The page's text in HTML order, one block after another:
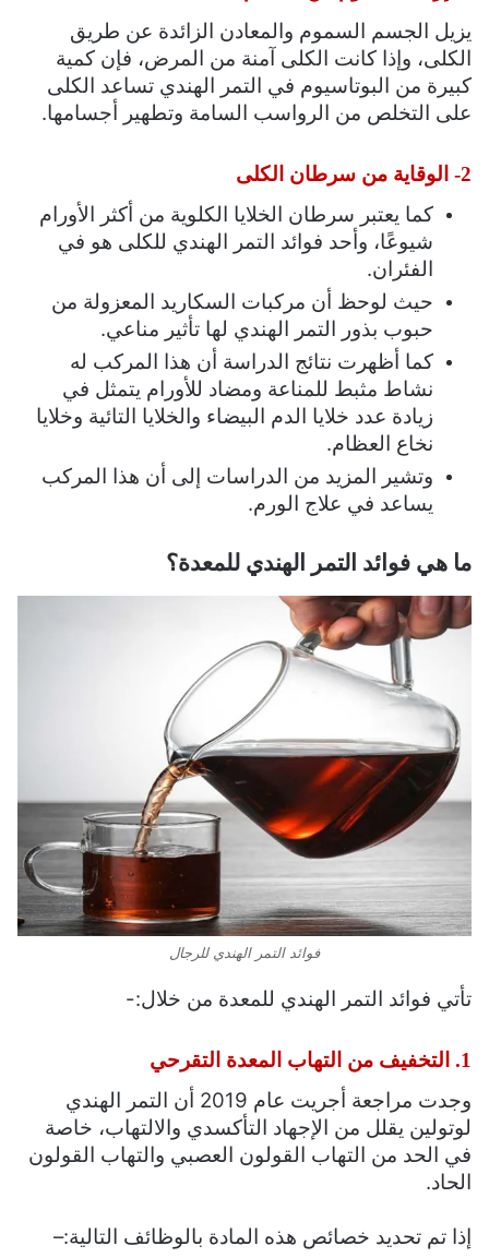
يزيل الجسم السموم والمعادن الزائدة عن طريق
الكلى، وإذا كانت الكلى آمنة من المرض، فإن كمية
كبيرة من البوتاسيوم في التمر الهندي تساعد الكلى
على التخلص من الرواسب السامة وتطهير أجسامها.
2- الوقاية من سرطان الكلى
كما يعتبر سرطان الخلايا الكلوية من أكثر الأورام
شيوعًا، وأحد فوائد التمر الهندي للكلى هو في
الفئران.
حيث لوحظ أن مركبات السكاريد المعزولة من
حبوب بذور التمر الهندي لها تأثير مناعي.
كما أظهرت نتائج الدراسة أن هذا المركب له
نشاط مثبط للمناعة ومضاد للأورام يتمثل في
زيادة عدد خلايا الدم البيضاء والخلايا التائية وخلايا
نخاع العظام.
وتشير المزيد من الدراسات إلى أن هذا المركب
يساعد في علاج الورم.
ما هي فوائد التمر الهندي للمعدة؟
فوائد التمر الهندي للرجال
تأتي فوائد التمر الهندي للمعدة من خلال:-
1. التخفيف من التهاب المعدة التقرحي
وجدت مراجعة أجريت عام 2019 أن التمر الهندي
لوتولين يقلل من الإجهاد التأكسدي والالتهاب، خاصة
في الحد من التهاب القولون العصبي والتهاب القولون
الحاد.
إذا تم تحديد خصائص هذه المادة بالوظائف التالية:–